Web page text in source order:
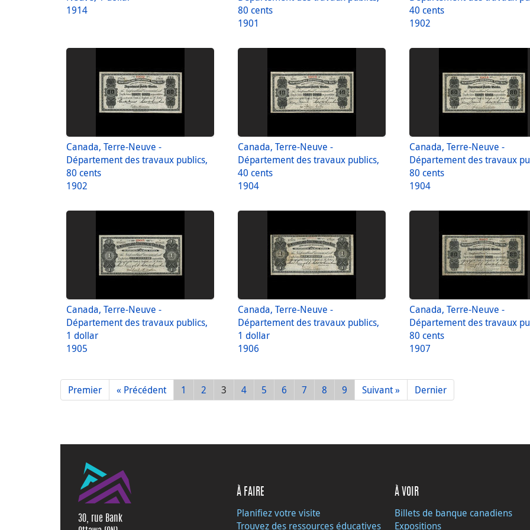
1914
80 cents
1901
40 cents
1902
Canada, Terre-Neuve -
Département des travaux publics,
80 cents
1902
Canada, Terre-Neuve -
Département des travaux publics,
40 cents
1904
Canada, Terre-Neuve -
Département des travaux
80 cents
1904
Canada, Terre-Neuve -
Département des travaux publics,
1 dollar
1905
Canada, Terre-Neuve -
Département des travaux publics,
1 dollar
1906
Canada, Terre-Neuve -
Département des travaux
80 cents
1907
Premier « Précédent 1 2 3 4 5 6 7 8 9 Suivant » Dernier
30, rue Bank
À FAIRE
Planifiez votre visite
Trouvez des ressources éducatives
À VOIR
Billets de banque canadiens
Expositions